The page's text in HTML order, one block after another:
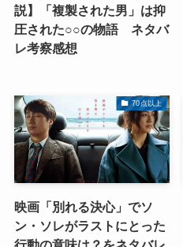
説】「複製された男」は抑
圧された○○の物語 ネタバ
レ考察感想
70点以上
映画「別れる決心」でソ
ン・ソレがラストにとった